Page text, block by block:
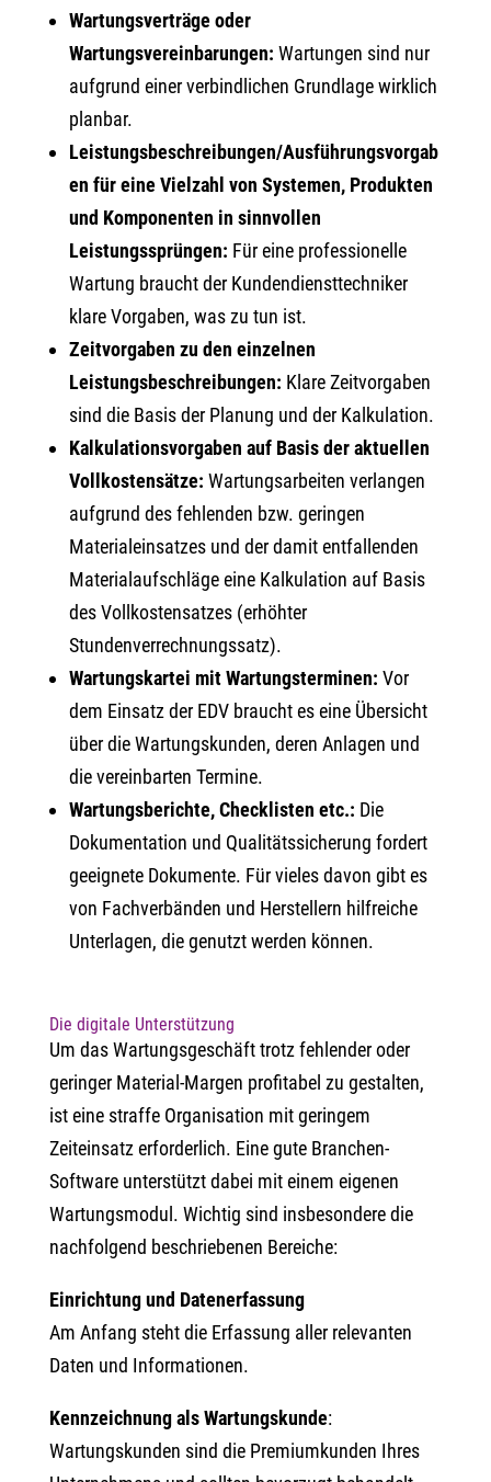
Wartungsverträge oder
Wartungsvereinbarungen: Wartungen sind nur
aufgrund einer verbindlichen Grundlage wirklich
planbar.
Leistungsbeschreibungen/Ausführungsvorgab
en für eine Vielzahl von Systemen, Produkten
und Komponenten in sinnvollen
Leistungssprüngen: Für eine professionelle
Wartung braucht der Kundendiensttechniker
klare Vorgaben, was zu tun ist.
Zeitvorgaben zu den einzelnen
Leistungsbeschreibungen: Klare Zeitvorgaben
sind die Basis der Planung und der Kalkulation.
Kalkulationsvorgaben auf Basis der aktuellen
Vollkostensätze: Wartungsarbeiten verlangen
aufgrund des fehlenden bzw. geringen
Materialeinsatzes und der damit entfallenden
Materialaufschläge eine Kalkulation auf Basis
des Vollkostensatzes (erhöhter
Stundenverrechnungssatz).
Wartungskartei mit Wartungsterminen: Vor
dem Einsatz der EDV braucht es eine Übersicht
über die Wartungskunden, deren Anlagen und
die vereinbarten Termine.
Wartungsberichte, Checklisten etc.: Die
Dokumentation und Qualitätssicherung fordert
geeignete Dokumente. Für vieles davon gibt es
von Fachverbänden und Herstellern hilfreiche
Unterlagen, die genutzt werden können.
Die digitale Unterstützung
Um das Wartungsgeschäft trotz fehlender oder
geringer Material-Margen profitabel zu gestalten,
ist eine straffe Organisation mit geringem
Zeiteinsatz erforderlich. Eine gute Branchen-
Software unterstützt dabei mit einem eigenen
Wartungsmodul. Wichtig sind insbesondere die
nachfolgend beschriebenen Bereiche:
Einrichtung und Datenerfassung
Am Anfang steht die Erfassung aller relevanten
Daten und Informationen.
Kennzeichnung als Wartungskunde:
Wartungskunden sind die Premiumkunden Ihres